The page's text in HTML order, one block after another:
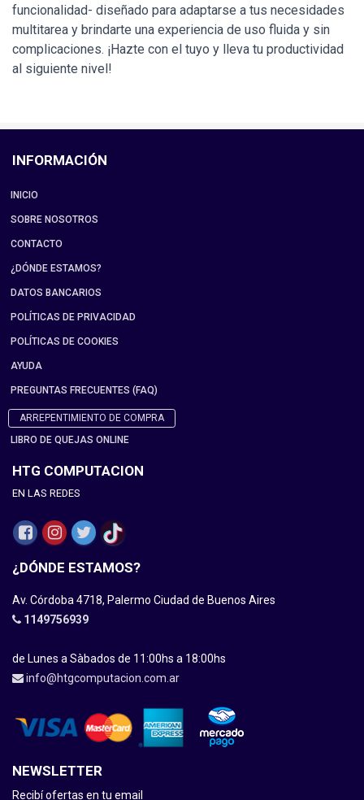
funcionalidad- diseñado para adaptarse a tus necesidades
multitarea y brindarte una experiencia de uso fluida y sin
complicaciones. ¡Hazte con el tuyo y lleva tu productividad
al siguiente nivel!
INFORMACIÓN
INICIO
SOBRE NOSOTROS
CONTACTO
¿DÓNDE ESTAMOS?
DATOS BANCARIOS
POLÍTICAS DE PRIVACIDAD
POLÍTICAS DE COOKIES
AYUDA
PREGUNTAS FRECUENTES (FAQ)
ARREPENTIMIENTO DE COMPRA
LIBRO DE QUEJAS ONLINE
HTG COMPUTACION
EN LAS REDES
¿DÓNDE ESTAMOS?
Av. Córdoba 4718, Palermo Ciudad de Buenos Aires
1149756939
de Lunes a Sàbados de 11:00hs a 18:00hs
info@htgcomputacion.com.ar
NEWSLETTER
Recibí ofertas en tu email